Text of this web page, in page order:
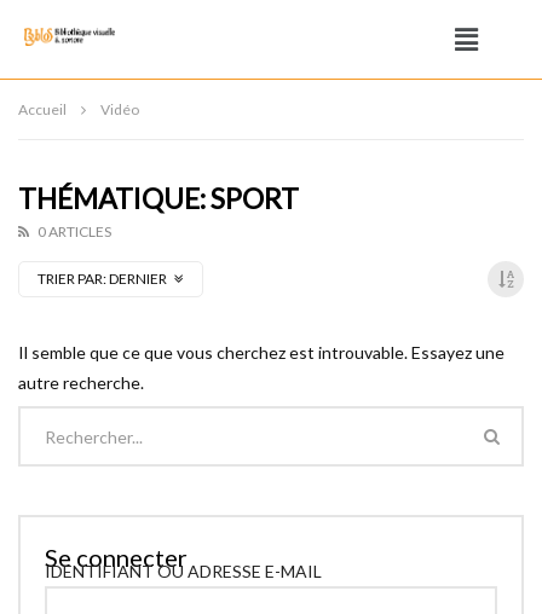
Accueil Vidéo
THÉMATIQUE: SPORT
0 ARTICLES
TRIER PAR:DERNIER
Il semble que ce que vous cherchez est introuvable. Essayez une
autre recherche.
Se connecter
IDENTIFIANT OU ADRESSE E-MAIL